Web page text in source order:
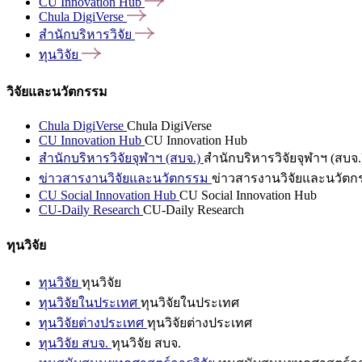
Chula DigiVerse
สำนักบริหารวิจัย
ทุนวิจัย
วิจัยและนวัตกรรม
Chula DigiVerse Chula DigiVerse
CU Innovation Hub CU Innovation Hub
สำนักบริหารวิจัยจุฬาฯ (สบจ.) สำนักบริหารวิจัยจุฬาฯ (สบจ
ข่าวสารงานวิจัยและนวัตกรรม ข่าวสารงานวิจัยและนวัตก
CU Social Innovation Hub CU Social Innovation Hub
CU-Daily Research CU-Daily Research
ทุนวิจัย
ทุนวิจัย ทุนวิจัย
ทุนวิจัยในประเทศ ทุนวิจัยในประเทศ
ทุนวิจัยต่างประเทศ ทุนวิจัยต่างประเทศ
ทุนวิจัย สบจ. ทุนวิจัย สบจ.